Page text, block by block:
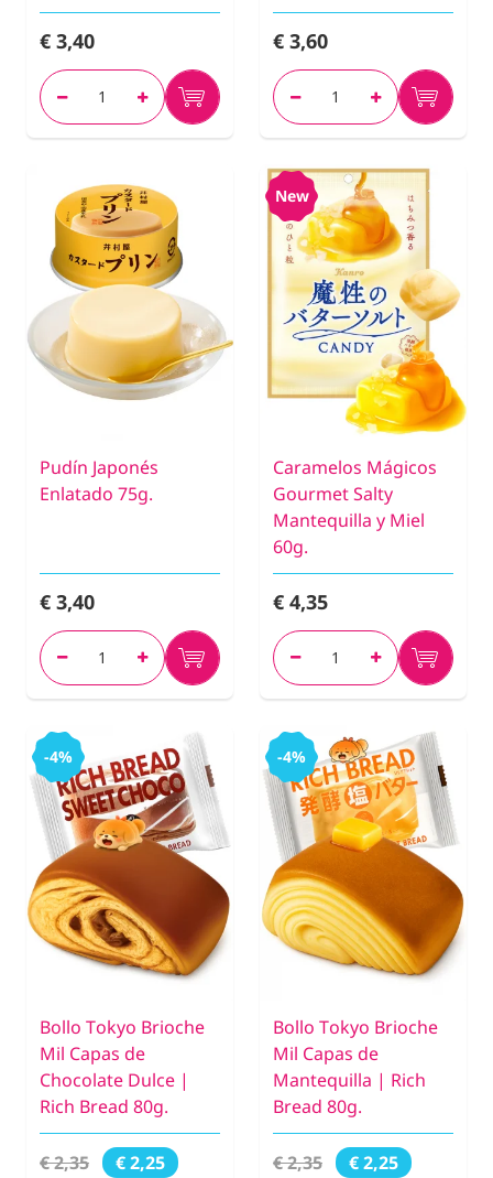
€ 3,40 € 3,60
Pudín Japonés
Enlatado 75g.
€ 3,40
New
Caramelos Mágicos
Gourmet Salty
Mantequilla y Miel
60g.
€ 4,35
-4%
Bollo Tokyo Brioche
Mil Capas de
Chocolate Dulce |
Rich Bread 80g.
€ 2,35 € 2,25
-4%
Bollo Tokyo Brioche
Mil Capas de
Mantequilla | Rich
Bread 80g.
€ 2,35 € 2,25